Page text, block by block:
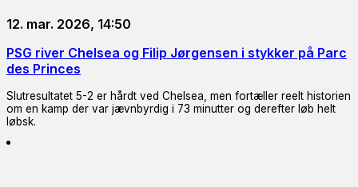
12. mar. 2026, 14:50
PSG river Chelsea og Filip Jørgensen i stykker på Parc
des Princes
Slutresultatet 5-2 er hårdt ved Chelsea, men fortæller reelt historien
om en kamp der var jævnbyrdig i 73 minutter og derefter løb helt
løbsk.